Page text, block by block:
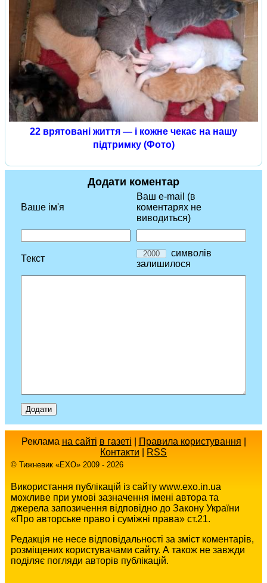
22 врятовані життя — і кожне чекає на нашу
підтримку (Фото)
Додати коментар
Ваше ім'я
Ваш e-mail (в
коментарях не
виводиться)
Текст
символів
залишилося
Реклама на сайті в газеті Правила користування
Контакти
RSS
© Тижневик «EХO» 2009 - 2026
Використання публікацій із сайту www.exo.in.ua
можливе при умові зазначення імені автора та
джерела запозичення відповідно до Закону України
«Про авторське право і суміжні права» ст.21.
Редакція не несе відповідальності за зміст коментарів,
розміщених користувачами сайту. А також не завжди
поділяє погляди авторів публікацій.